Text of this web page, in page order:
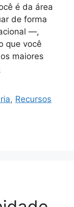
é da área
de forma
—,
que você
maiores
, Recursos